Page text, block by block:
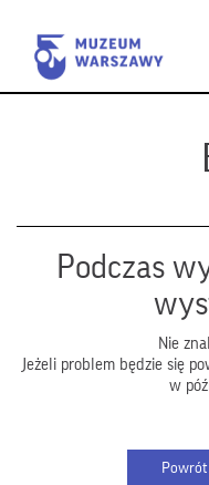
Podczas
Nie
Jeżeli problem będzie się
w